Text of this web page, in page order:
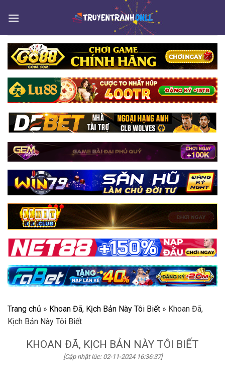
Trang chủ » Khoan Đã, Kịch Bản Này Tôi Biết » Khoan Đã,
Kịch Bản Này Tôi Biết
KHOAN ĐÃ, KỊCH BẢN NÀY TÔI BIẾT
[Cập nhật lúc: 02-11-2024 16:36:37]